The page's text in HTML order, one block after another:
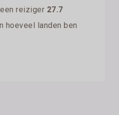
reiziger 27.7
hoeveel landen ben